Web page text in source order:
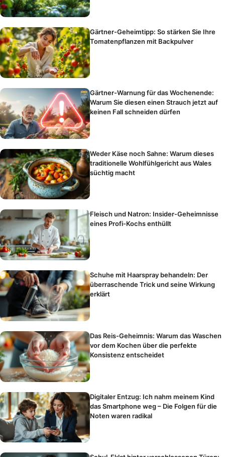
Gärtner-Geheimtipp: So stärken Sie Ihre
Tomatenpflanzen mit Backpulver
Gärtner-Warnung für das Wochenende:
Warum Sie diesen einen Strauch jetzt auf
keinen Fall schneiden dürfen
Weder Käse noch Sahne: Warum dieses
traditionelle Wohlfühlgericht aus Wales
süchtig macht
Fleisch und Natron: Insider-Geheimnisse
eines Profi-Kochs enthüllt
Schuhe mit Haarspray behandeln: Der
überraschende Trick und seine Wirkung
erklärt
Das Reis-Geheimnis: Warum das Waschen
vor dem Kochen über die perfekte
Konsistenz entscheidet
Digitaler Entzug: Ich nahm meinem Kind
das Smartphone weg – Die Folgen für die
Noten waren radikal